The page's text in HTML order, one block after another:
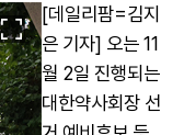
[데일리팜=김지
은 기자] 오는 11
월 2일 진행되는
대한약사회장 선